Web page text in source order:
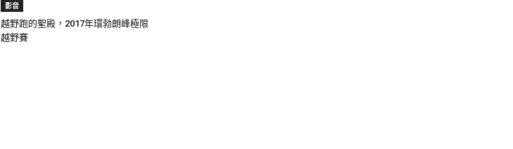
影音
越野跑的聖殿，2017年環勃朗峰極限
越野賽